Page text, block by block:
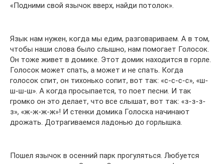
«Подними свой язычок вверх, найди потолок».
Язык нам нужен, когда мы едим, разговариваем. А в том,
чтобы наши слова было слышно, нам помогает Голосок.
Он тоже живет в домике. Этот домик находится в горле.
Голосок может спать, а может и не спать. Когда
голосок спит, он тихонько сопит, вот так: «с-с-с-с», «ш-
ш-ш-ш». А когда просыпается, то поет песни. И так
громко он это делает, что все слышат, вот так: «з-з-з-
з», «ж-ж-ж-ж»! И стенки домика Голоска начинают
дрожать. Дотрагиваемся ладонью до горлышка.
Пошел язычок в осенний парк прогуляться. Любуется